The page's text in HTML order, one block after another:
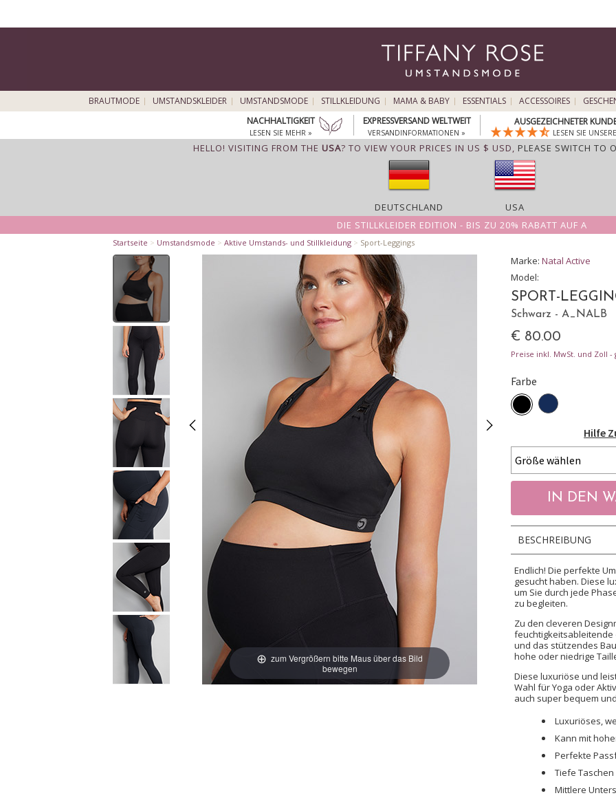
BRAUTMODE UMSTANDSKLEIDER UMSTANDSMODE STILLKLEIDUNG MAMA & BABY ESSENTIALS ACCESSOIRES
NACHHALTIGKEIT
LESEN SIE MEHR »
EXPRESSVERSAND WELTWEIT
VERSANDINFORMATIONEN »
AUSGEZEICHNETER
LESEN SIE
HELLO! VISITING FROM THE USA? TO VIEW YOUR PRICES IN US $ USD, PLEASE SWITCH TO
DEUTSCHLAND
USA
DIE STILLKLEIDER EDITION - BIS ZU 20% RABATT AUF A
Startseite > Umstandsmode > Aktive Umstands- und Stillkleidung > Sport-Leggings
zum Vergrößern bitte Maus über das Bild
bewegen
Marke:Natal Active
Model:
SPORT-
Schwarz - A_NALB
€ 80.00
Preise inkl. MwSt. und Zoll
Farbe
Hilfe
BESCHREIBUNG
Endlich! Die perfekte
gesucht haben. Diese
um Sie durch jede
zu begleiten.
Zu den cleveren
feuchtigkeitsableitende
und das stützendes
hohe oder niedrige
Diese luxuriöse und
Wahl für Yoga oder
auch super bequem
Luxuriöses,
Kann mit
Perfekte
Tiefe
Mittlere